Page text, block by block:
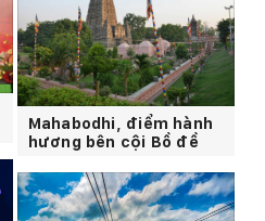
Mahabodhi, điểm hành
hương bên cội Bồ đề